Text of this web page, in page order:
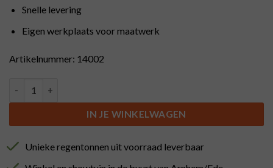
Snelle levering
Eigen werkplaats voor maatwerk
Artikelnummer: 14002
IN JE WINKELWAGEN
Unieke regentonnen uit voorraad leverbaar